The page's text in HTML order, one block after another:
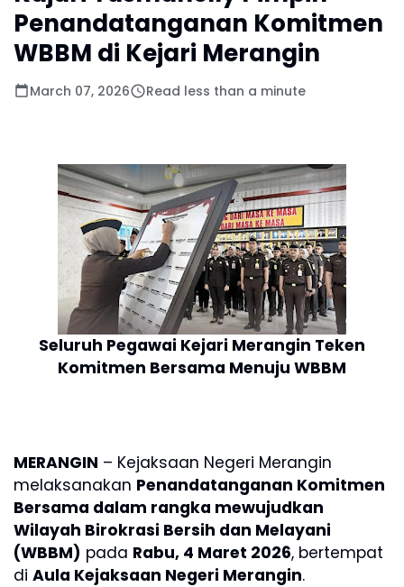
Penandatanganan Komitmen
WBBM di Kejari Merangin
March 07, 2026 Read less than a minute
Seluruh Pegawai Kejari Merangin Teken
Komitmen Bersama Menuju WBBM
MERANGIN – Kejaksaan Negeri Merangin
melaksanakan Penandatanganan Komitmen
Bersama dalam rangka mewujudkan
Wilayah Birokrasi Bersih dan Melayani
(WBBM) pada Rabu, 4 Maret 2026, bertempat
di Aula Kejaksaan Negeri Merangin.